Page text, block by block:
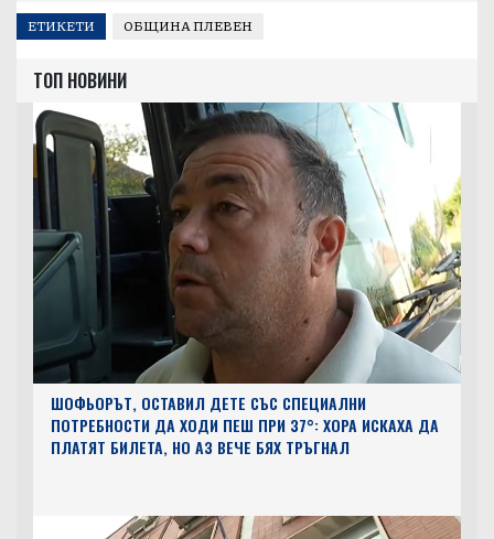
ЕТИКЕТИ ОБЩИНА ПЛЕВЕН
ТОП НОВИНИ
ШОФЬОРЪТ, ОСТАВИЛ ДЕТЕ СЪС СПЕЦИАЛНИ
ПОТРЕБНОСТИ ДА ХОДИ ПЕШ ПРИ 37°: ХОРА ИСКАХА ДА
ПЛАТЯТ БИЛЕТА, НО АЗ ВЕЧЕ БЯХ ТРЪГНАЛ